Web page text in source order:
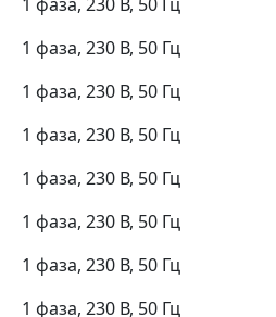
1 фаза, 230 В, 50 Гц
1 фаза, 230 В, 50 Гц
1 фаза, 230 В, 50 Гц
1 фаза, 230 В, 50 Гц
1 фаза, 230 В, 50 Гц
1 фаза, 230 В, 50 Гц
1 фаза, 230 В, 50 Гц